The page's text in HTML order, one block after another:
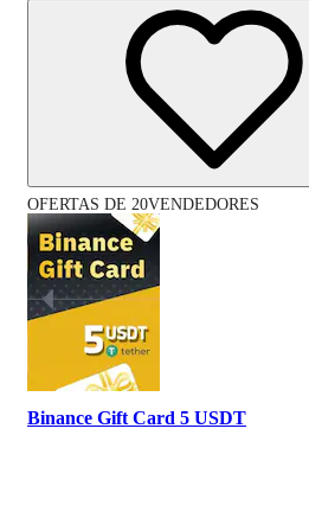
OFERTAS DE 20VENDEDORES
Binance Gift Card 5 USDT